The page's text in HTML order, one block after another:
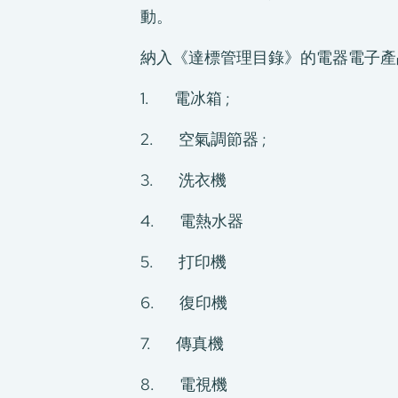
動。
納入《達標管理目錄》的電器電子
1. 電冰箱 ;
2. 空氣調節器 ;
3. 洗衣機
4. 電熱水器
5. 打印機
6. 復印機
7. 傳真機
8. 電視機